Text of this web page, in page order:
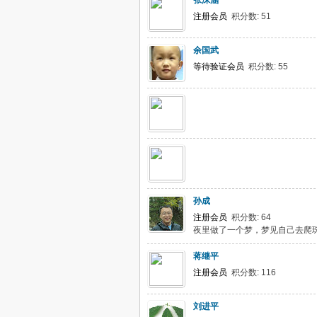
注册会员 积分数: 51
余国武
等待验证会员 积分数: 55
孙成
注册会员 积分数: 64
夜里做了一个梦，梦见自己去爬
蒋继平
注册会员 积分数: 116
刘进平